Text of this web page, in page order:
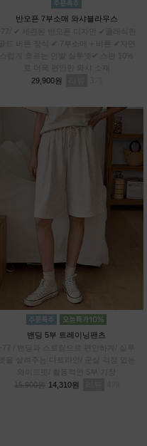
반오픈 7부소매 와샤블라우스
~77/ ✔ 세련된 반오픈 디자인 ✔클래식한
골드 버튼 장식 ✔ 7부소매 + 버튼 ✔자연
스럽게 흐르는 언발 실루엣✔ 스판 10%
로 더욱 편안한 와샤 소재
29,900원
밴딩 5부 트레이닝팬츠
~77 / 밴딩과 스트링으로 편안하게/ 실루
엣을 살려주는 다트라인/ 군살 걱정 없는
와이드핏/ 활동적인 5부 기장
15,900원 14,310원